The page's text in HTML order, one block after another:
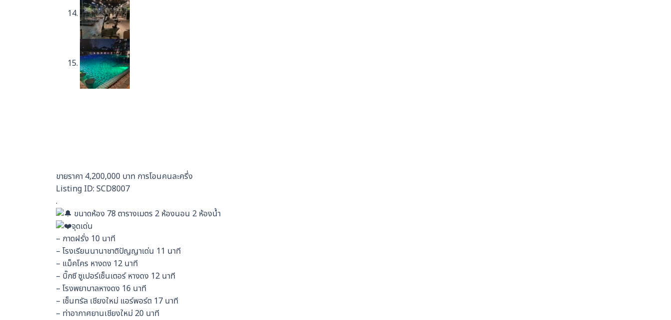
ขายราคา 4,200,000 บาท การโอนคนละครึ่ง
Listing ID: SCD8007
.
ขนาดห้อง 78 ตารางเมตร 2 ห้องนอน 2 ห้องน้ำ
จุดเด่น
– กาดฝรั่ง 10 นาที
– โรงเรียนนานาชาติปัญญาเด่น 11 นาที
– แม็คโคร หางดง 12 นาที
– บิ๊กซี ซูเปอร์เซ็นเตอร์ หางดง 12 นาที
– โรงพยาบาลหางดง 16 นาที
– เซ็นทรัล เชียงใหม่ แอร์พอร์ต 17 นาที
– ท่าอากาศยานเชียงใหม่ 20 นาที